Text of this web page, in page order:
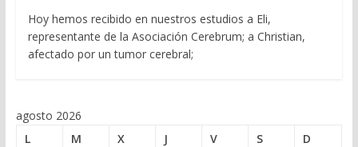
Hoy hemos recibido en nuestros estudios a Eli,
representante de la Asociación Cerebrum; a Christian,
afectado por un tumor cerebral;
agosto 2026
L
M X J V S
D